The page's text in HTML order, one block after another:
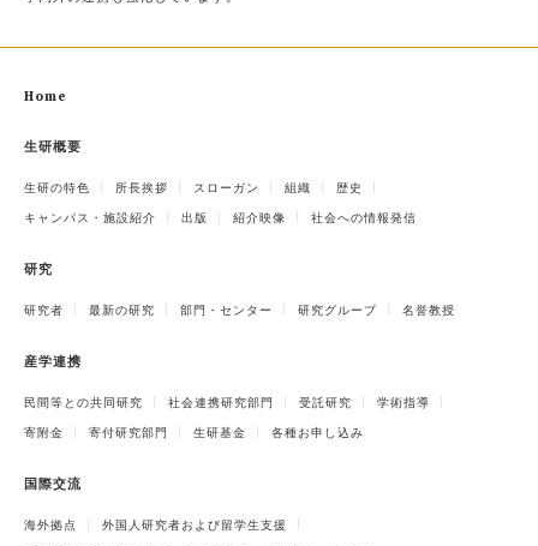
Home
生研概要
生研の特色 所長挨拶 スローガン 組織 歴史
キャンパス・施設紹介 出版 紹介映像 社会への情報発信
研究
研究者 最新の研究 部門・センター 研究グループ 名誉教授
産学連携
民間等との共同研究 社会連携研究部門 受託研究 学術指導
寄附金 寄付研究部門 生研基金 各種お申し込み
国際交流
海外拠点 外国人研究者および留学生支援